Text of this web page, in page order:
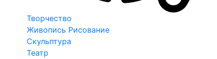
Творчество
Живопись Рисование
Скульптура
Театр